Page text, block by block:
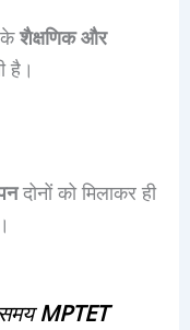
केशैक्षणिक और
है।
दोनों को मिलाकर ही
समयMPTET